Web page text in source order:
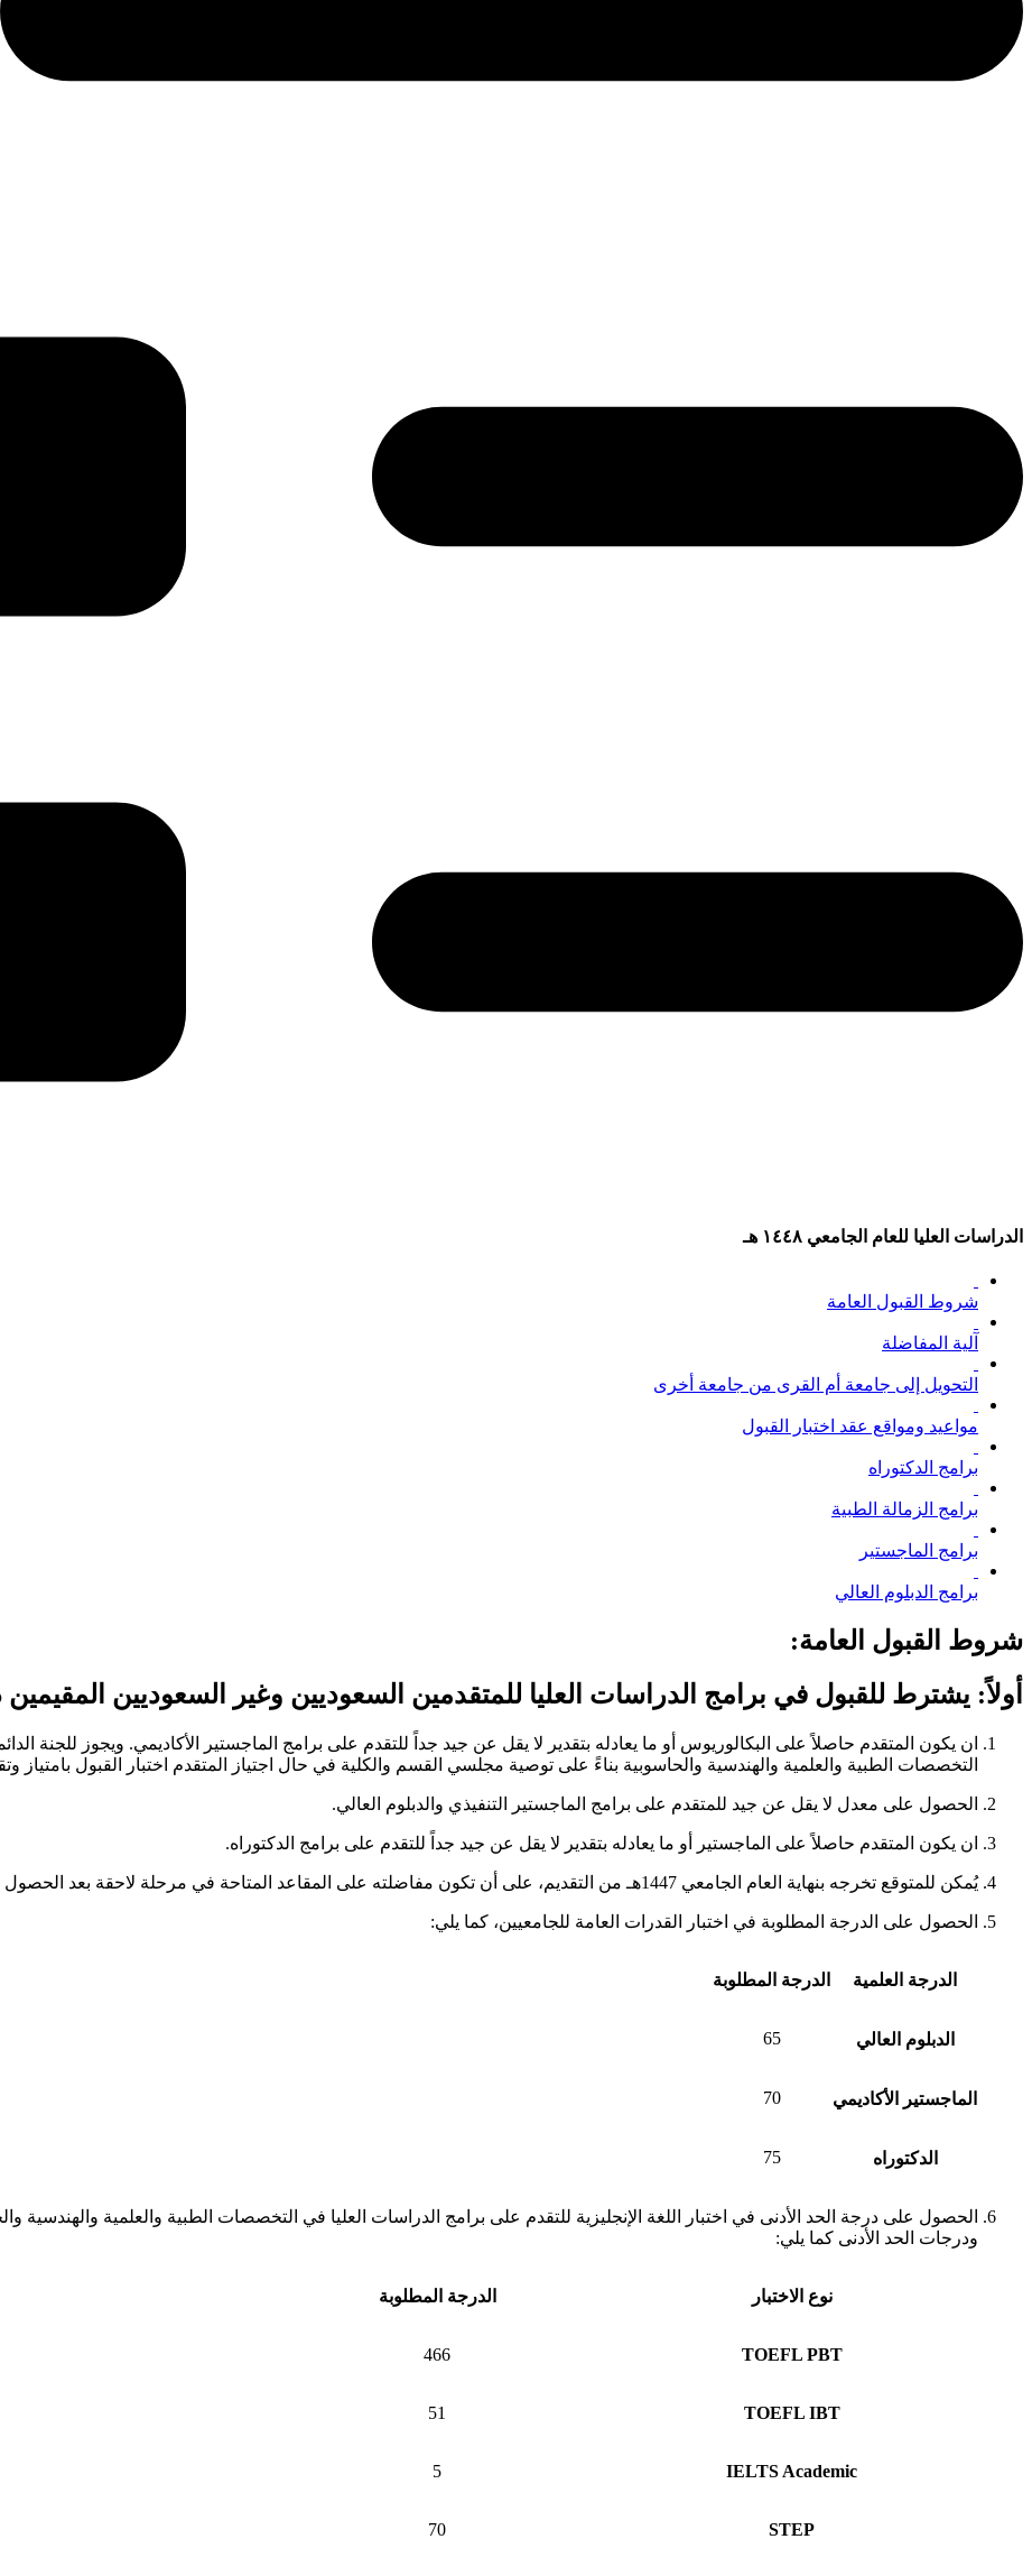
الدراسات العليا للعام الجامعي ١٤٤٨ هـ
شروط القبول العامة
آلية المفاضلة
التحويل إلى جامعة أم القرى من جامعة أخرى
مواعيد ومواقع عقد اختبار القبول
برامج الدكتوراه
برامج الزمالة الطبية
برامج الماجستير
برامج الدبلوم العالي
شروط القبول العامة:
أولاً: يشترط للقبول في برامج الدراسات العليا للمتقدمين السعوديين وغير السعوديين
ان يكون المتقدم حاصلاً على البكالوريوس أو ما يعادله بتقدير لا يقل عن جيد جداً للتقدم على برامج الماجستير الأكاديمي. ويجوز للجنة
التخصصات الطبية والعلمية والهندسية والحاسوبية بناءً على توصية مجلسي القسم والكلية في حال اجتياز المتقدم اختبار القبول بامتياز
الحصول على معدل لا يقل عن جيد للمتقدم على برامج الماجستير التنفيذي والدبلوم العالي.
ان يكون المتقدم حاصلاً على الماجستير أو ما يعادله بتقدير لا يقل عن جيد جداً للتقدم على برامج الدكتوراه.
يُمكن للمتوقع تخرجه بنهاية العام الجامعي 1447هـ من التقديم، على أن تكون مفاضلته على المقاعد المتاحة في مرحلة لاحقة بعد الحصول على المؤهل.
الحصول على الدرجة المطلوبة في اختبار القدرات العامة للجامعيين، كما يلي:
الدرجة العلمية الدرجة المطلوبة
الدبلوم العالي 65
الماجستير الأكاديمي 70
الدكتوراه 75
الحصول على درجة الحد الأدنى في اختبار اللغة الإنجليزية للتقدم على برامج الدراسات العليا في التخصصات الطبية والعلمية والهندسية
ودرجات الحد الأدنى كما يلي:
نوع الاختبار الدرجة المطلوبة
TOEFL PBT
466
TOEFL IBT
51
IELTS Academic
5
STEP
70